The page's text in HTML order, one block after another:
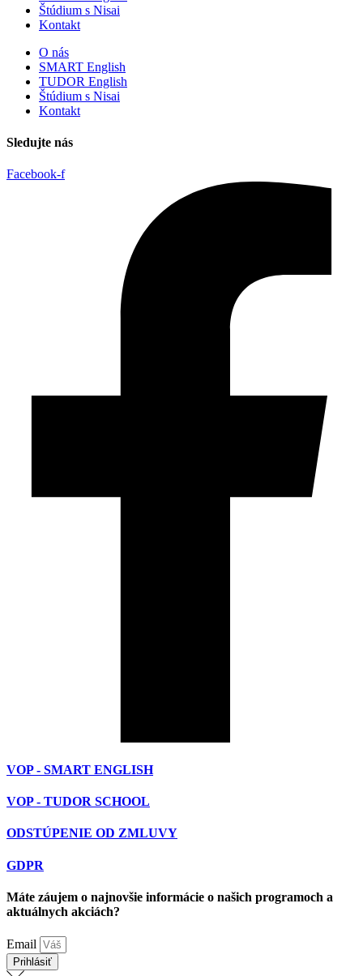
Štúdium s Nisai
Kontakt
O nás
SMART English
TUDOR English
Štúdium s Nisai
Kontakt
Sledujte nás
Facebook-f
VOP - SMART ENGLISH
VOP - TUDOR SCHOOL
ODSTÚPENIE OD ZMLUVY
GDPR
Máte záujem o najnovšie informácie o našich programoch a
aktuálnych akciách?
Email
Prihlásiť